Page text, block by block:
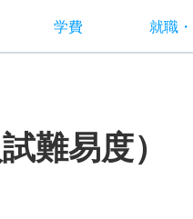
学費 就職・
難易度）